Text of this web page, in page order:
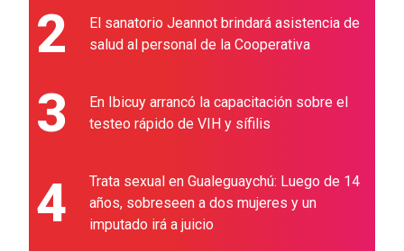
2
El sanatorio Jeannot brindará asistencia de
salud al personal de la Cooperativa
3
En Ibicuy arrancó la capacitación sobre el
testeo rápido de VIH y sífilis
4
Trata sexual en Gualeguaychú: Luego de 14
años, sobreseen a dos mujeres y un
imputado irá a juicio